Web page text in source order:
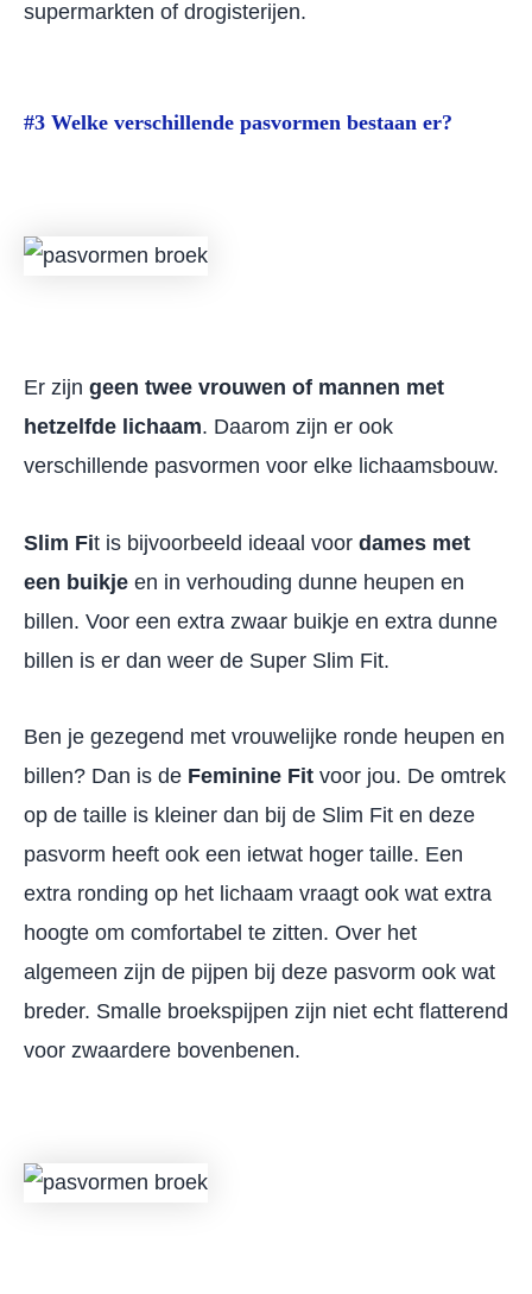
supermarkten of drogisterijen.
#3 Welke verschillende pasvormen bestaan er?
Er zijn geen twee vrouwen of mannen met
hetzelfde lichaam. Daarom zijn er ook
verschillende pasvormen voor elke lichaamsbouw.
Slim Fit is bijvoorbeeld ideaal voor dames met
een buikje en in verhouding dunne heupen en
billen. Voor een extra zwaar buikje en extra dunne
billen is er dan weer de Super Slim Fit.
Ben je gezegend met vrouwelijke ronde heupen en
billen? Dan is de Feminine Fit voor jou. De omtrek
op de taille is kleiner dan bij de Slim Fit en deze
pasvorm heeft ook een ietwat hoger taille. Een
extra ronding op het lichaam vraagt ook wat extra
hoogte om comfortabel te zitten. Over het
algemeen zijn de pijpen bij deze pasvorm ook wat
breder. Smalle broekspijpen zijn niet echt flatterend
voor zwaardere bovenbenen.